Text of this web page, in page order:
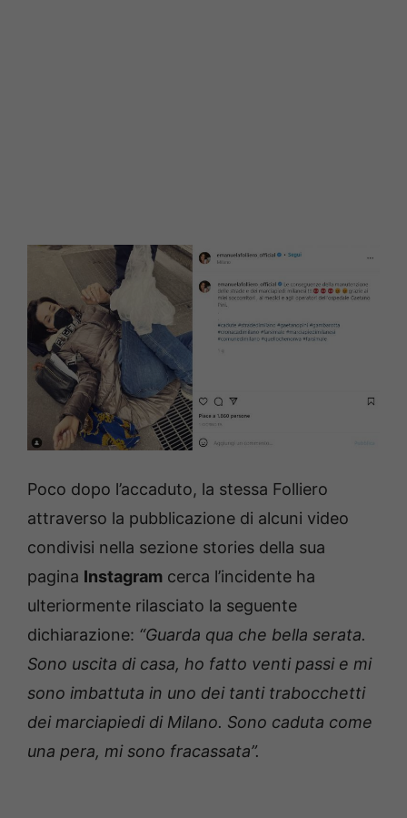
Poco dopo l’accaduto, la stessa Folliero
attraverso la pubblicazione di alcuni video
condivisi nella sezione stories della sua
pagina Instagram cerca l’incidente ha
ulteriormente rilasciato la seguente
dichiarazione: “Guarda qua che bella serata.
Sono uscita di casa, ho fatto venti passi e mi
sono imbattuta in uno dei tanti trabocchetti
dei marciapiedi di Milano. Sono caduta come
una pera, mi sono fracassata”.